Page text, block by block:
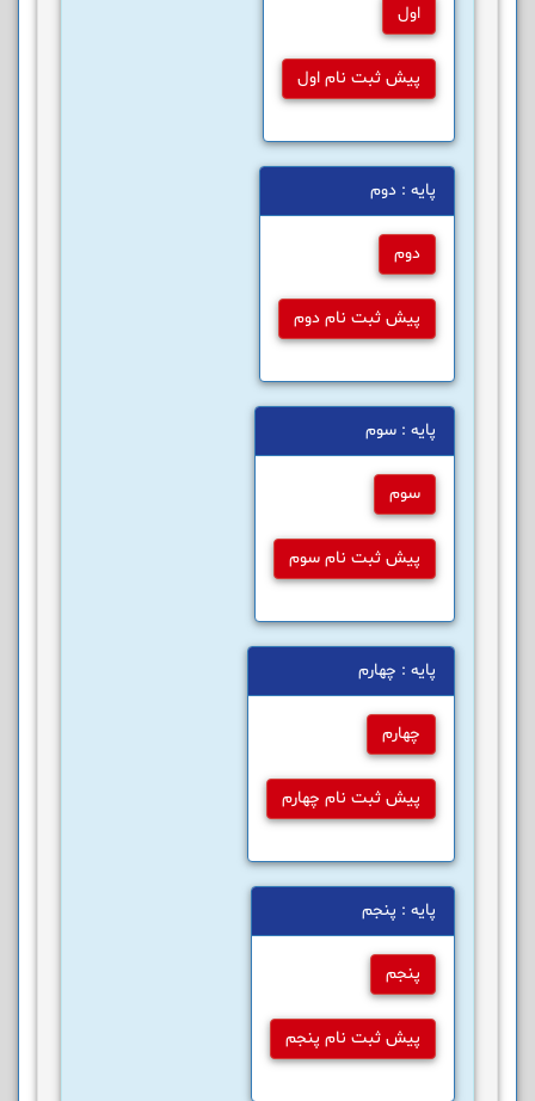
اول
پیش ثبت نام اول
پایه : دوم
دوم
پیش ثبت نام دوم
پایه : سوم
سوم
پیش ثبت نام سوم
پایه : چهارم
چهارم
پیش ثبت نام چهارم
پایه : پنجم
پنجم
پیش ثبت نام پنجم